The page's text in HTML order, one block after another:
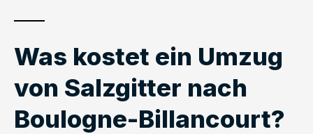
Was kostet ein Umzug
von Salzgitter nach
Boulogne-Billancourt?